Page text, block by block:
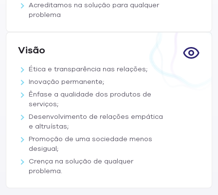
Acreditamos na solução para qualquer
problema
Visão
Ética e transparência nas relações;
Inovação permanente;
Ênfase a qualidade dos produtos de
serviços;
Desenvolvimento de relações empática
e altruístas;
Promoção de uma sociedade menos
desigual;
Crença na solução de qualquer
problema.